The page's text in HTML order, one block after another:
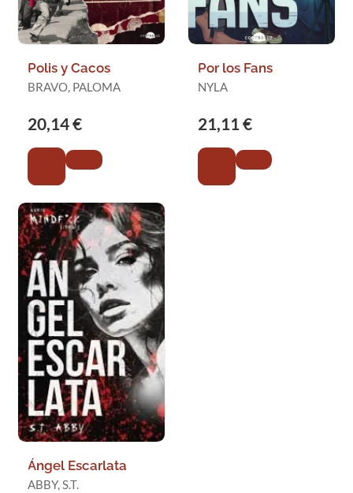
Polis y Cacos
BRAVO, PALOMA
20,14 €
Por los Fans
NYLA
21,11 €
Ángel Escarlata
ABBY, S.T.